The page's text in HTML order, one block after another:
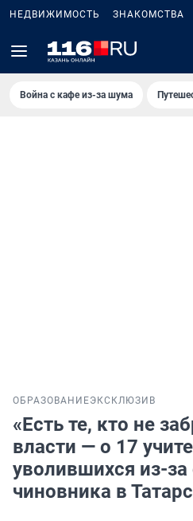
НЕДВИЖИМОСТЬ ЗНАКОМСТВА
Война с кафе из-за шума
ОБРАЗОВАНИЕЭКСКЛЮЗИВ
«Есть те, кто не
власти — о 17
уволившихся из-
чиновника в